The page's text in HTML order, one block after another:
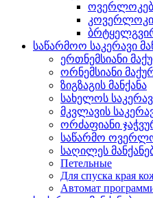
საწარმოო საკერავი
ერთნემსიანი
ორნემსიანი
ზიგზაგის მანქანა
სახელოს
მკვლავის
ორძაფიანი
საწარმო
საღილეს
Петельные
Для спуска края
Автомат